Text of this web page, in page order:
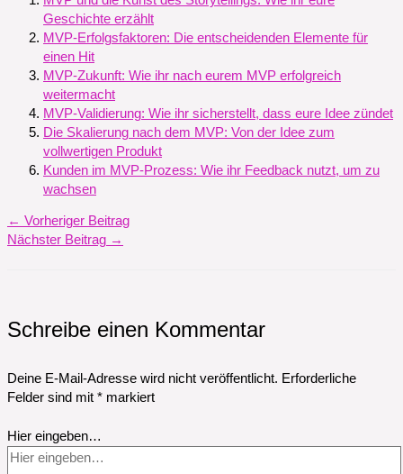
Geschichte erzählt
MVP-Erfolgsfaktoren: Die entscheidenden Elemente für
einen Hit
MVP-Zukunft: Wie ihr nach eurem MVP erfolgreich
weitermacht
MVP-Validierung: Wie ihr sicherstellt, dass eure Idee zündet
Die Skalierung nach dem MVP: Von der Idee zum
vollwertigen Produkt
Kunden im MVP-Prozess: Wie ihr Feedback nutzt, um zu
wachsen
← Vorheriger Beitrag
Nächster Beitrag →
Schreibe einen Kommentar
Deine E-Mail-Adresse wird nicht veröffentlicht. Erforderliche
Felder sind mit * markiert
Hier eingeben…